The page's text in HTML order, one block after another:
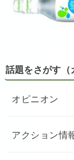
話題をさがす（
オピニオン
アクション情